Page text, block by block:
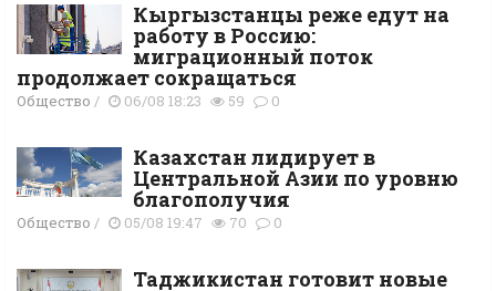
Кыргызстанцы реже едут на
работу в Россию:
миграционный поток
продолжает сокращаться
Общество / 06/08 18:23 59 0
Казахстан лидирует в
Центральной Азии по уровню
благополучия
Общество / 05/08 19:47 70 0
Таджикистан готовит новые